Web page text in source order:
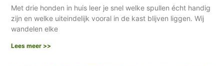
Met drie honden in huis leer je snel welke spullen écht handig
zijn en welke uiteindelijk vooral in de kast blijven liggen. Wij
wandelen elke
Lees meer >>